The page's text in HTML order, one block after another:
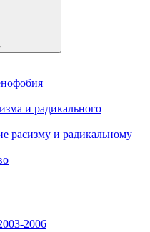
и радикального
расизму и радикальному
2006